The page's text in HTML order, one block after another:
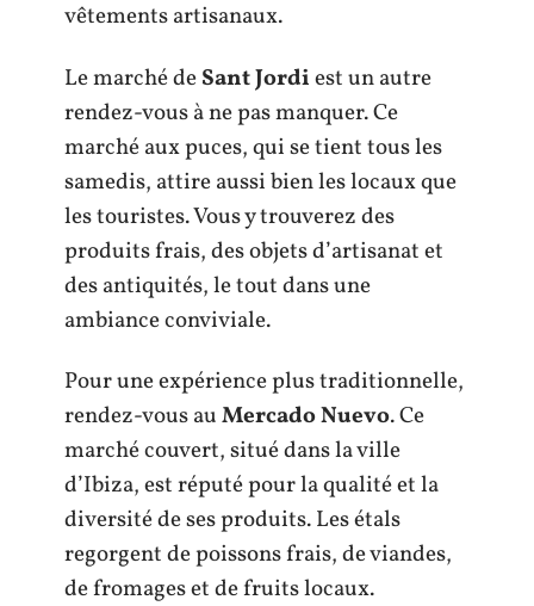
vêtements artisanaux.
Le marché deSant Jordiest un autre
rendez-vous à ne pas manquer. Ce
marché aux puces, qui se tient tous les
samedis, attire aussi bien les locaux que
les touristes. Vous y trouverez des
produits frais, des objets d’artisanat et
des antiquités, le tout dans une
ambiance conviviale.
Pour une expérience plus traditionnelle,
rendez-vous auMercado Nuevo. Ce
marché couvert, situé dans la ville
d’Ibiza, est réputé pour la qualité et la
diversité de ses produits. Les étals
regorgent de poissons frais, de viandes,
de fromages et de fruits locaux.